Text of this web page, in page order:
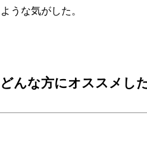
うな気がした。
んな方にオススメし